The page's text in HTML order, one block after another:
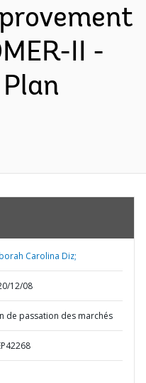
II -
Carolina Diz;
12/08
de passation des marchés